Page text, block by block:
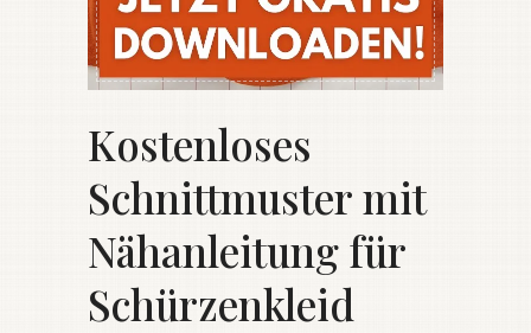
Kostenloses
Schnittmuster mit
Nähanleitung für
Schürzenkleid